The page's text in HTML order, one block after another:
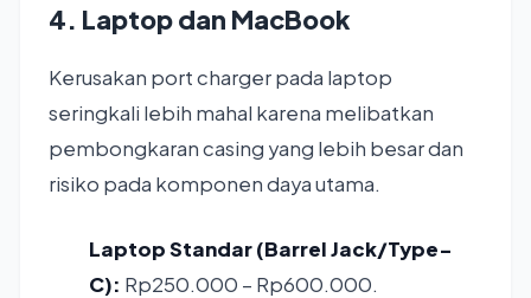
4. Laptop dan MacBook
Kerusakan port charger pada laptop
seringkali lebih mahal karena melibatkan
pembongkaran casing yang lebih besar dan
risiko pada komponen daya utama.
Laptop Standar (Barrel Jack/Type-
C): Rp250.000 – Rp600.000.